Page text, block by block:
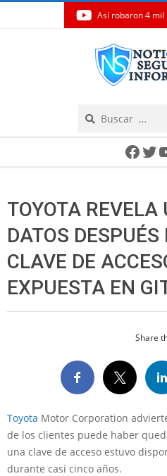
Así robaron 4
TOYOTA REVELA
DATOS DESPUÉS
CLAVE DE
EXPUESTA EN
Share
Toyota Motor Corporation
de los clientes puede haber
una clave de acceso estuvo
durante casi cinco años.